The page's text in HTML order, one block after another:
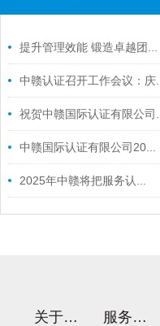
提升管理效能 锻造卓越团...
中赣认证召开工作会议：庆...
祝贺中赣国际认证有限公司...
中赣国际认证有限公司20...
2025年中赣将把服务认...
关于我们 服务项目